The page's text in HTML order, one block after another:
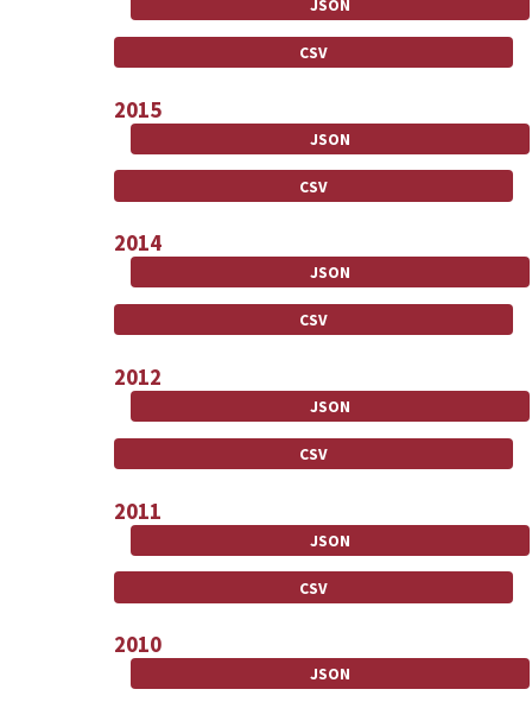
JSON
CSV
2015
JSON
CSV
2014
JSON
CSV
2012
JSON
CSV
2011
JSON
CSV
2010
JSON